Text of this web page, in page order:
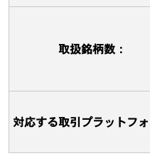
取扱銘柄数：
対応する取引プラットフ